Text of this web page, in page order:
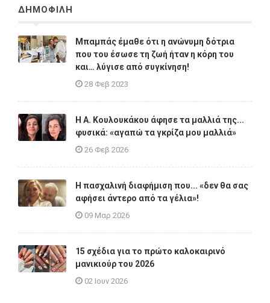
ΔΗΜΟΦΙΛΗ
Μπαμπάς έμαθε ότι η ανώνυμη δότρια
που του έσωσε τη ζωή ήταν η κόρη του
και… λύγισε από συγκίνηση!
28 Φεβ 2023
Η A. Κουλουκάκου άφησε τα μαλλιά της...
φυσικά: «αγαπώ τα γκρίζα μου μαλλιά»
26 Φεβ 2026
Η πασχαλινή διαφήμιση που... «δεν θα σας
αφήσει άντερο από τα γέλια»!
09 Μαρ 2026
15 σχέδια για το πρώτο καλοκαιρινό
μανικιούρ του 2026
02 Ιουν 2026